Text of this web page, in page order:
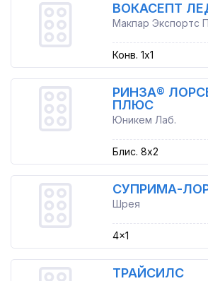
ВОКАСЕПТ
Макпар Экспортс
Конв. 1x1
РИНЗА®
ПЛЮС
Юникем Лаб.
Блис. 8x2
СУПРИМА-
Шрея
4x1
ТРАЙСИЛС